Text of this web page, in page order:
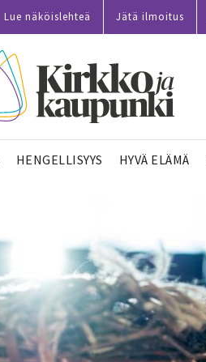
Lue näköislehteä Jätä ilmoitus
HENGELLISYYS HYVÄ ELÄMÄ